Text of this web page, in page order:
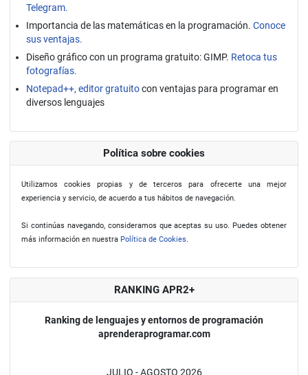
Telegram.
Importancia de las matemáticas en la programación. Conoce
sus ventajas.
Diseño gráfico con un programa gratuito: GIMP. Retoca tus
fotografías.
Notepad++, editor gratuitocon ventajas para programar en
diversos lenguajes
Política sobre cookies
Utilizamos cookies propias y de terceros para ofrecerte una mejor
experiencia y servicio, de acuerdo a tus hábitos de navegación.
Si continúas navegando, consideramos que aceptas su uso. Puedes obtener
más información en nuestra Política de Cookies.
RANKING APR2+
Ranking de lenguajes y entornos de programación
aprenderaprogramar.com
JULIO - AGOSTO 2026